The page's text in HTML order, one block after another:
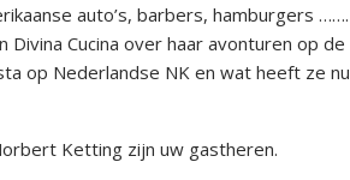
auto’s, barbers, hamburgers …….
Divina Cucina over haar avonturen op de
op Nederlandse NK en wat heeft ze nu
Ketting zijn uw gastheren.